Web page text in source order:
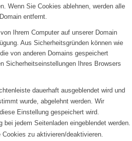
Wenn Sie Cookies ablehnen, werden alle
entfernt.
Ihrem Computer auf unserer Domain
Aus Sicherheitsgründen können wie
von anderen Domains gespeichert
Sicherheitseinstellungen Ihres Browsers
dauerhaft ausgeblendet wird und
wurde, abgelehnt werden. Wir
Einstellung gespeichert wird.
jedem Seitenladen eingeblendet werden.
zu aktivieren/deaktivieren.